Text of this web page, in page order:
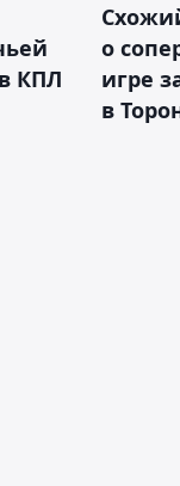
КПЛ
о
игре
в